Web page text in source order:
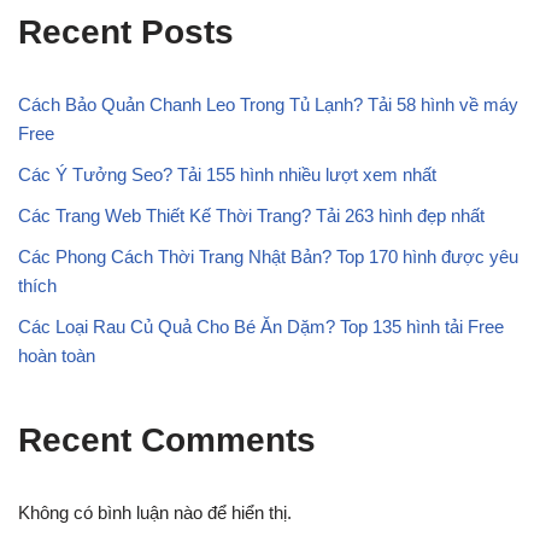
Recent Posts
Cách Bảo Quản Chanh Leo Trong Tủ Lạnh? Tải 58 hình về máy
Free
Các Ý Tưởng Seo? Tải 155 hình nhiều lượt xem nhất
Các Trang Web Thiết Kế Thời Trang? Tải 263 hình đẹp nhất
Các Phong Cách Thời Trang Nhật Bản? Top 170 hình được yêu
thích
Các Loại Rau Củ Quả Cho Bé Ăn Dặm? Top 135 hình tải Free
hoàn toàn
Recent Comments
Không có bình luận nào để hiển thị.